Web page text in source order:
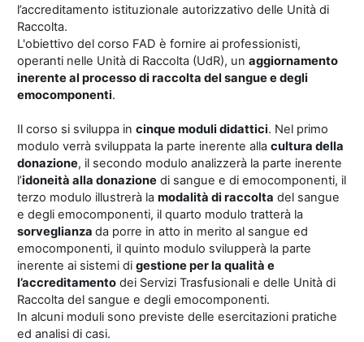
l’accreditamento istituzionale autorizzativo delle Unità di
Raccolta.
L'obiettivo del corso FAD è fornire ai professionisti,
operanti nelle Unità di Raccolta (UdR), un aggiornamento
inerente al processo di raccolta del sangue e degli
emocomponenti.
Il corso si sviluppa in cinque moduli didattici. Nel primo
modulo verrà sviluppata la parte inerente alla cultura della
donazione, il secondo modulo analizzerà la parte inerente
l’idoneità alla donazione di sangue e di emocomponenti, il
terzo modulo illustrerà la modalità di raccolta del sangue
e degli emocomponenti, il quarto modulo tratterà la
sorveglianza da porre in atto in merito al sangue ed
emocomponenti, il quinto modulo svilupperà la parte
inerente ai sistemi di gestione per la qualità e
l’accreditamento dei Servizi Trasfusionali e delle Unità di
Raccolta del sangue e degli emocomponenti.
In alcuni moduli sono previste delle esercitazioni pratiche
ed analisi di casi.